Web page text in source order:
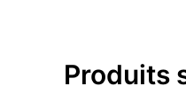
Produits